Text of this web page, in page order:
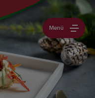
Menü